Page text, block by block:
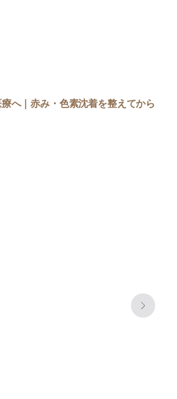
へ｜赤み・色素沈着を整えてから